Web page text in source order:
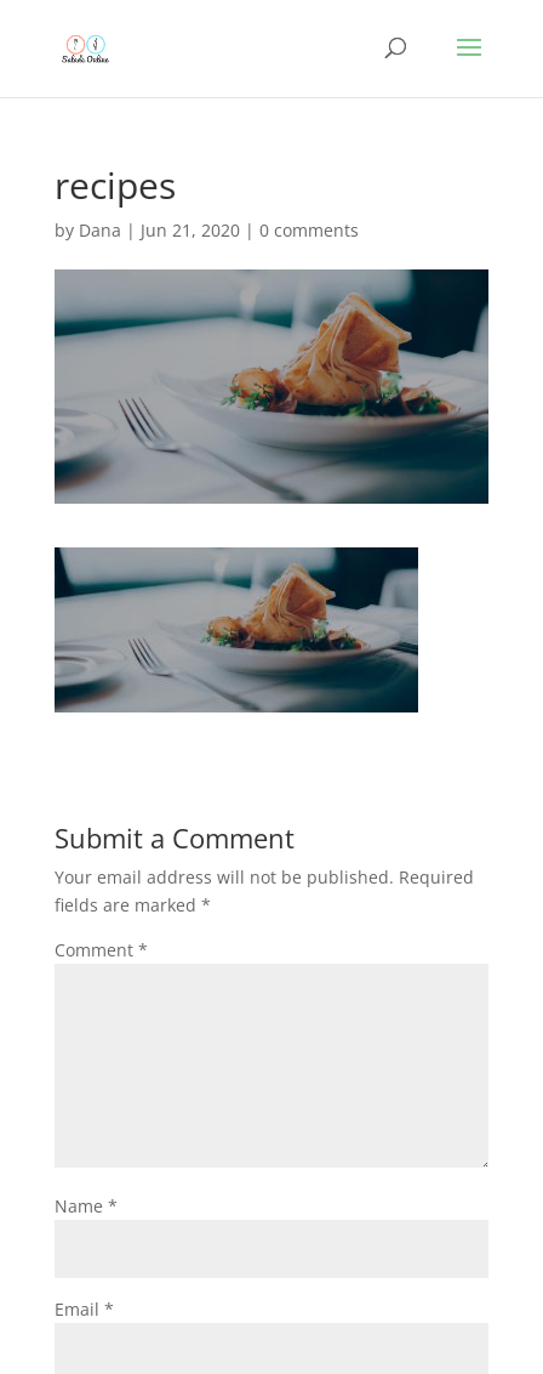
recipes
by Dana | Jun 21, 2020| 0 comments
Submit a Comment
Your email address will not be published. Required
fields are marked *
Comment *
Name *
Email *